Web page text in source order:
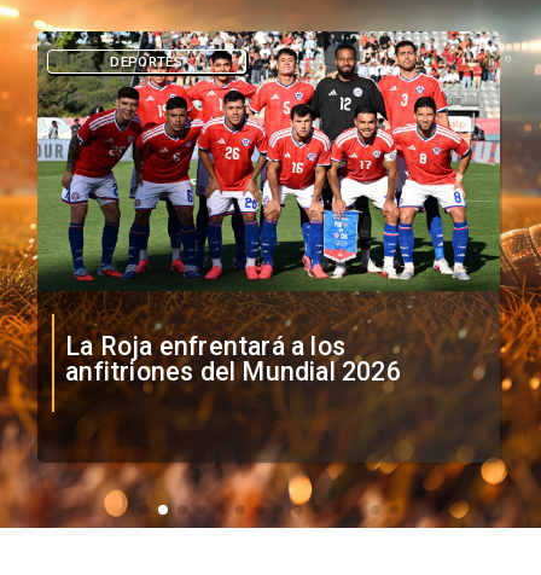
La Roja enfrentará a los
anfitriones del Mundial 2026
DEPORTES